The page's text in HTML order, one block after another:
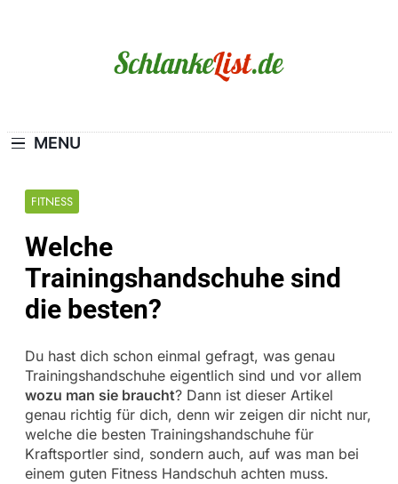
MENU
FITNESS
Welche
Trainingshandschuhe sind
die besten?
Du hast dich schon einmal gefragt, was genau
Trainingshandschuhe eigentlich sind und vor allem
wozu man sie braucht? Dann ist dieser Artikel
genau richtig für dich, denn wir zeigen dir nicht nur,
welche die besten Trainingshandschuhe für
Kraftsportler sind, sondern auch, auf was man bei
einem guten Fitness Handschuh achten muss.